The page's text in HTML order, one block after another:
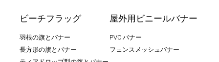
ビーチフラッグ
羽根の旗とバナー
長方形の旗とバナー
屋外用ビニールバナー
PVC バナー
フェンスメッシュバナー